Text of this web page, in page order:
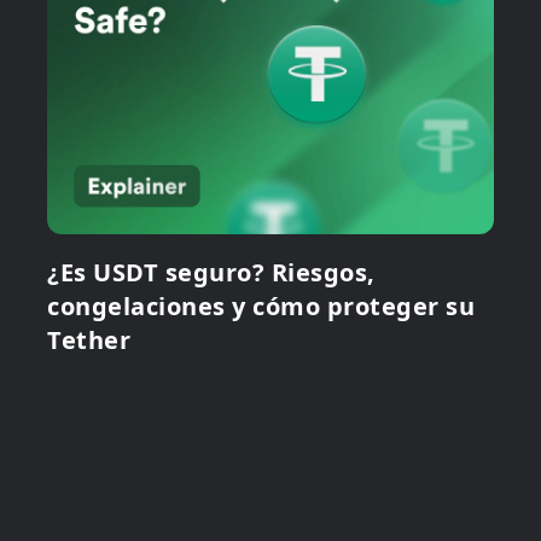
¿Es USDT seguro? Riesgos,
congelaciones y cómo proteger su
Tether